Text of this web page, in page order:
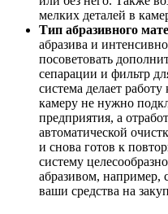
мелких деталей в
Тип абразивного
абразива и
посоветовать
сепарации и фильтр
система делает
камеру не нужно
предприятия, а
автоматической
и снова готов к
систему
абразивом, например,
ваши средства на